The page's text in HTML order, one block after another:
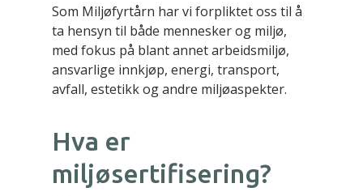
Som Miljøfyrtårn har vi forpliktet oss til å
ta hensyn til både mennesker og miljø,
med fokus på blant annet arbeidsmiljø,
ansvarlige innkjøp, energi, transport,
avfall, estetikk og andre miljøaspekter.
Hva er
miljøsertifisering?